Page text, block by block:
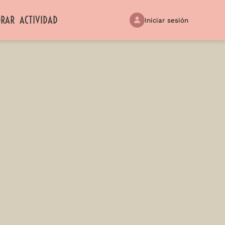
ACTIVIDAD Iniciar sesión